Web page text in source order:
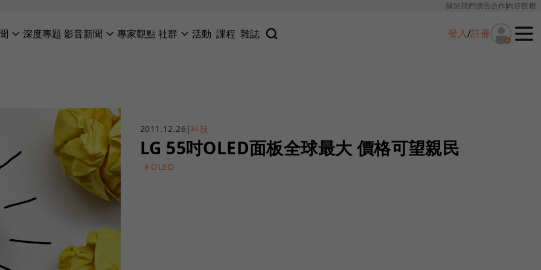
關於我們廣告合作內容授權
深度專題 影音新聞 專家觀點社群 活動 課程 雜誌 登入/註冊
2011.12.26|科技
LG 55吋OLED面板全球最大 價格可望親民
＃OLED